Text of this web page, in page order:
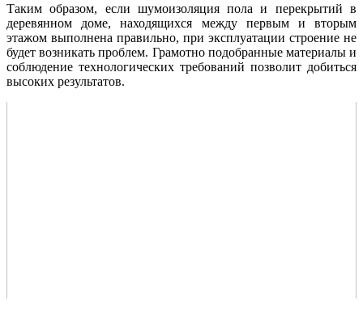
Таким образом, если шумоизоляция пола и перекрытий в
деревянном доме, находящихся между первым и вторым
этажом выполнена правильно, при эксплуатации строение не
будет возникать проблем. Грамотно подобранные материалы и
соблюдение технологических требований позволит добиться
высоких результатов.